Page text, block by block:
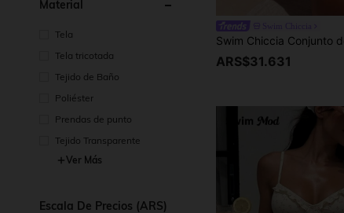
Material
Tela
Tela tricotada
Tejido de Baño
Poliéster
Prendas de punto
Tejido Transparente
Ver Más
Escala De Precios (ARS)
ARS$31.631